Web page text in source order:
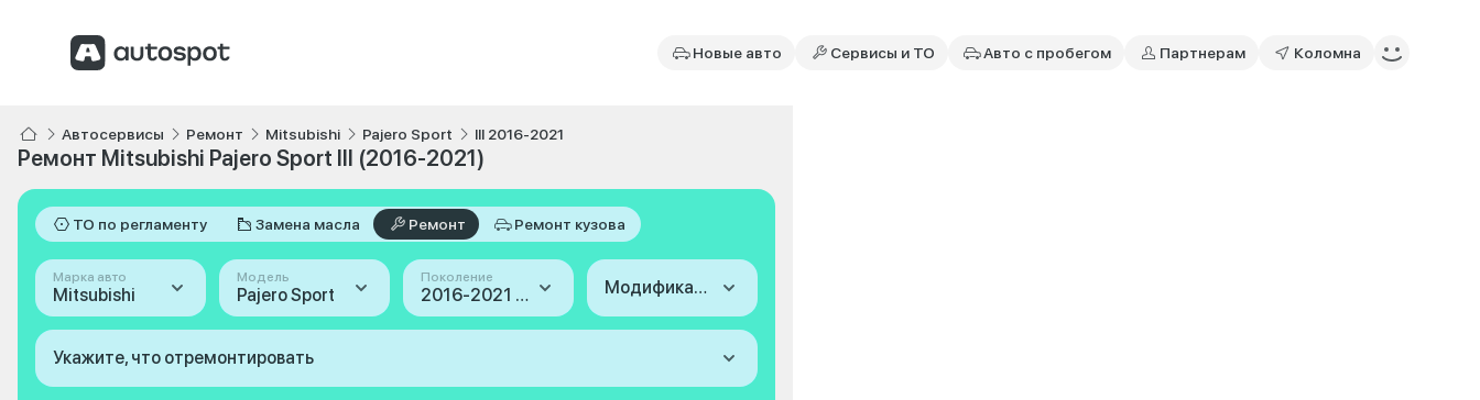
Новые авто Сервисы и ТО Авто с пробегом Партнерам Коломна
Автосервисы Ремонт Mitsubishi Pajero Sport III 2016-2021
Ремонт Mitsubishi Pajero Sport III (2016-2021)
ТО по регламенту Замена масла Ремонт Ремонт кузова
Марка авто
Mitsubishi
Модель
Pajero Sport
Поколение
2016-2021 (III) Модификация
Укажите, что отремонтировать